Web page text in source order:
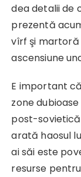
dea detalii de
prezentă
vîrf şi martoră
ascensiune
E important
zone
post-
arată haosul
ai săi este
resurse